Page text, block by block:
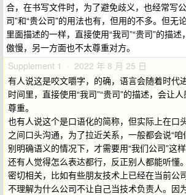
合，在书写文件时，为了避免歧义，也经常写
司”和“贵公司”的用法也有，但用的不多。但无
里面描述的一样，直接使用“我司”“贵司”的描
傲慢，另一方面也不太尊重对方。
Supplement 1 · 2022 年 8 月 25 日
有人说这是咬文嚼字，的确，语言会随着时代
时间里，直接使用“我司”“贵司”的描述，会让
尊重。
也有人说这个是口语化的简称，但实际上在口
之间口头沟通，为了拉近关系，一般都会说“
别明确语义的情况下，才需要用“我们公司”这样
还有人觉得怎么表达都行，反正别人都能听懂
密切相关，比如有些朋友技术上已经在当前公
不理解为什么公司不让自己当技术负责人。因